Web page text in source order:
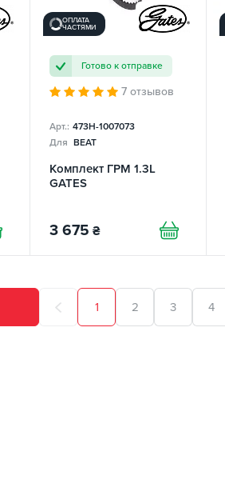
ОПЛАТА
ЧАСТЯМИ
Готово к отправке
7 отзывов
Арт.: 473H-1007073
Для BEAT
Комплект ГРМ 1.3L
GATES
3 675 ₴
1 2 3 4